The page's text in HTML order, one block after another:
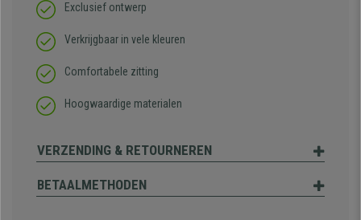
Exclusief ontwerp
Verkrijgbaar in vele kleuren
Comfortabele zitting
Hoogwaardige materialen
VERZENDING & RETOURNEREN
BETAALMETHODEN